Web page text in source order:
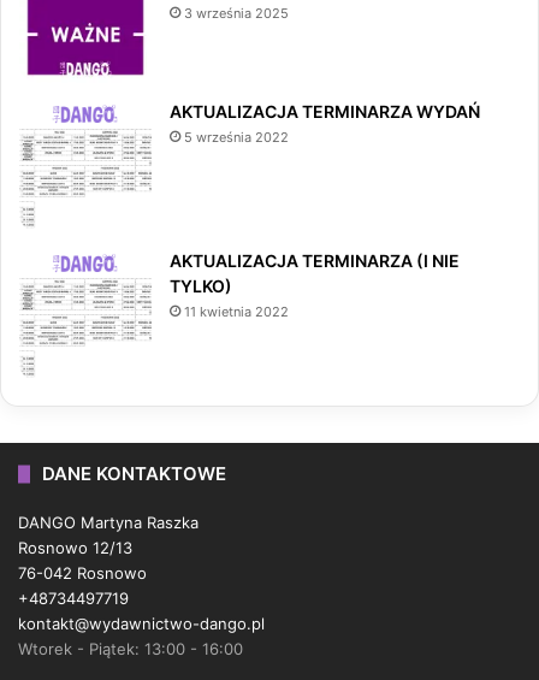
3 września 2025
AKTUALIZACJA TERMINARZA WYDAŃ
5 września 2022
AKTUALIZACJA TERMINARZA (I NIE
TYLKO)
11 kwietnia 2022
DANE KONTAKTOWE
DANGO Martyna Raszka
Rosnowo 12/13
76-042 Rosnowo
+48734497719
kontakt@wydawnictwo-dango.pl
Wtorek - Piątek: 13:00 - 16:00